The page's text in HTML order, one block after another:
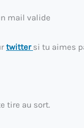
mail valide
twitter si tu aimes
tire au sort.